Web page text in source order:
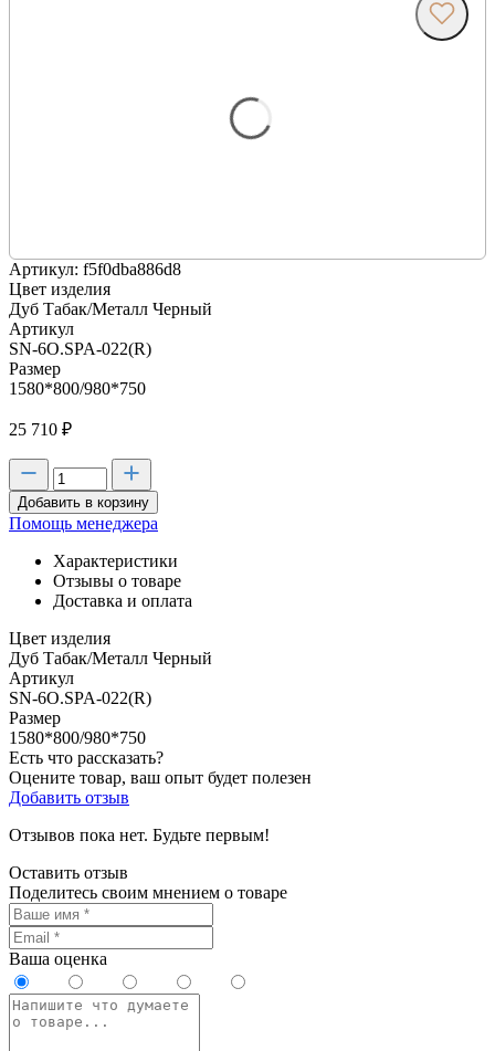
Артикул: f5f0dba886d8
Цвет изделия
Дуб Табак/Металл Черный
Артикул
SN-6O.SPA-022(R)
Размер
1580*800/980*750
25 710 ₽
Добавить в корзину
Помощь менеджера
Характеристики
Отзывы о товаре
Доставка и оплата
Цвет изделия
Дуб Табак/Металл Черный
Артикул
SN-6O.SPA-022(R)
Размер
1580*800/980*750
Есть что рассказать?
Оцените товар, ваш опыт будет полезен
Добавить отзыв
Отзывов пока нет. Будьте первым!
Оставить отзыв
Поделитесь своим мнением о товаре
Ваша оценка